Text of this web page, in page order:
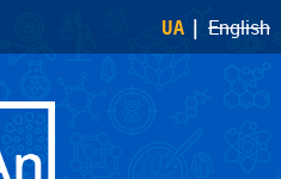
UA English